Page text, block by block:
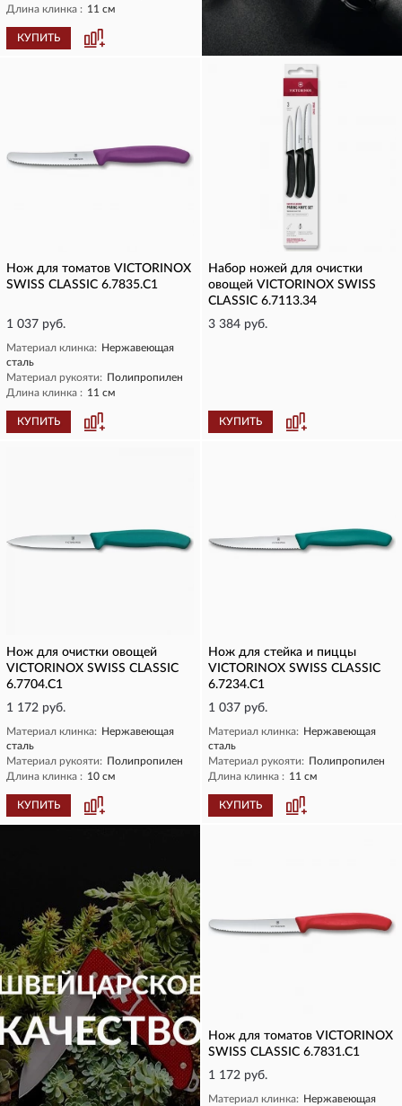
Длина клинка : 11 см
КУПИТЬ
Нож для томатов VICTORINOX
SWISS CLASSIC 6.7835.C1
1 037 руб.
Материал клинка: Нержавеющая
сталь
Материал рукояти: Полипропилен
Длина клинка : 11 см
КУПИТЬ
Набор ножей для очистки
овощей VICTORINOX SWISS
CLASSIC 6.7113.34
3 384 руб.
КУПИТЬ
Нож для очистки овощей
VICTORINOX SWISS CLASSIC
6.7704.C1
1 172 руб.
Материал клинка: Нержавеющая
сталь
Материал рукояти: Полипропилен
Длина клинка : 10 см
КУПИТЬ
Нож для стейка и пиццы
VICTORINOX SWISS CLASSIC
6.7234.C1
1 037 руб.
Материал клинка: Нержавеющая
сталь
Материал рукояти: Полипропилен
Длина клинка : 11 см
КУПИТЬ
Нож для томатов VICTORINOX
SWISS CLASSIC 6.7831.C1
1 172 руб.
Материал клинка: Нержавеющая